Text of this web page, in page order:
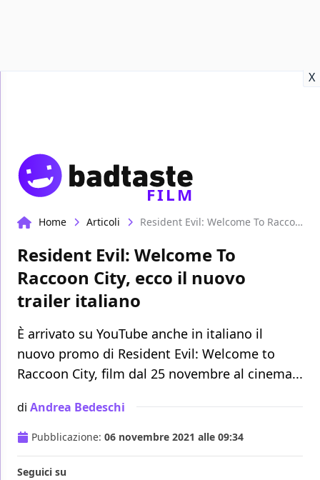
X
FILM
Home Articoli Resident Evil: Welcome To Raccoon City, ecco il nuovo trailer italiano
Resident Evil: Welcome To
Raccoon City, ecco il nuovo
trailer italiano
È arrivato su YouTube anche in italiano il
nuovo promo di Resident Evil: Welcome to
Raccoon City, film dal 25 novembre al cinema...
di Andrea Bedeschi
Pubblicazione: 06 novembre 2021 alle 09:34
Seguici su